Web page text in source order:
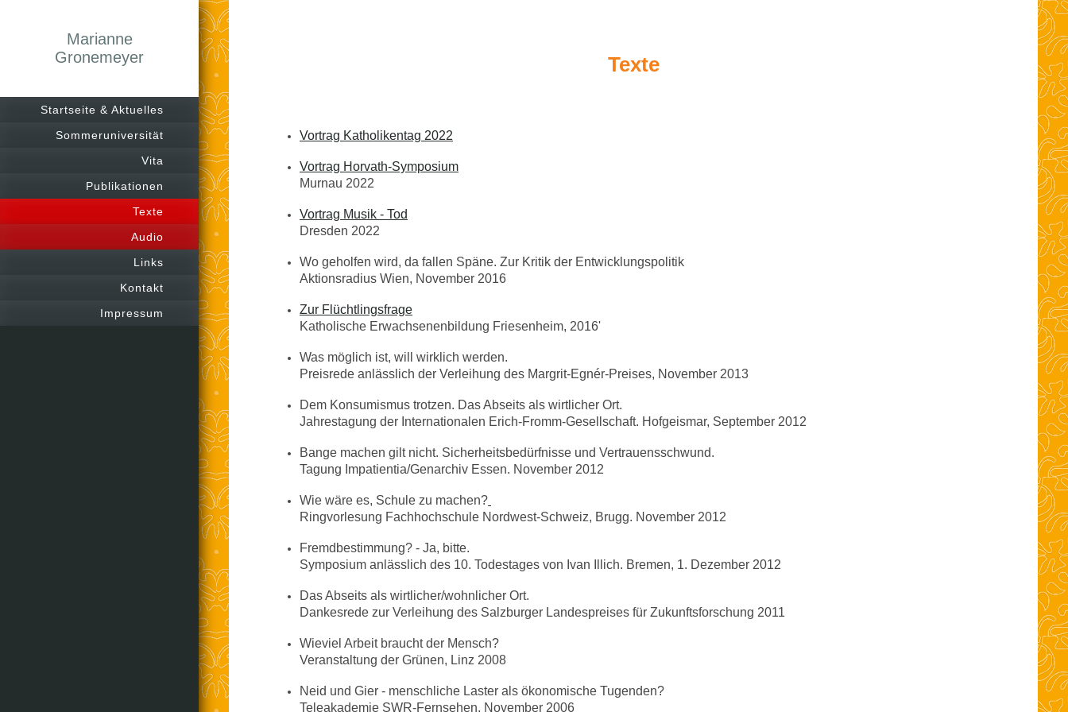
Marianne
Gronemeyer
Startseite & Aktuelles
Sommeruniversität
Vita
Publikationen
Texte
Audio
Links
Kontakt
Impressum
Texte
Vortrag Katholikentag 2022
Vortrag Horvath-Symposium
Murnau 2022
Vortrag Musik - Tod
Dresden 2022
Wo geholfen wird, da fallen Späne. Zur Kritik der Entwicklungspolitik
Aktionsradius Wien, November 2016
Zur Flüchtlingsfrage
Katholische Erwachsenenbildung Friesenheim, 2016'
Was möglich ist, will wirklich werden.
Preisrede anlässlich der Verleihung des Margrit-Egnér-Preises, November 2013
Dem Konsumismus trotzen. Das Abseits als wirtlicher Ort.
Jahrestagung der Internationalen Erich-Fromm-Gesellschaft. Hofgeismar, September 2012
Bange machen gilt nicht. Sicherheitsbedürfnisse und Vertrauensschwund.
Tagung Impatientia/Genarchiv Essen. November 2012
Wie wäre es, Schule zu machen?
Ringvorlesung Fachhochschule Nordwest-Schweiz, Brugg. November 2012
Fremdbestimmung? - Ja, bitte.
Symposium anlässlich des 10. Todestages von Ivan Illich. Bremen, 1. Dezember 2012
Das Abseits als wirtlicher/wohnlicher Ort.
Dankesrede zur Verleihung des Salzburger Landespreises für Zukunftsforschung 2011
Wieviel Arbeit braucht der Mensch?
Veranstaltung der Grünen, Linz 2008
Neid und Gier - menschliche Laster als ökonomische Tugenden?
Teleakademie SWR-Fernsehen, November 2006